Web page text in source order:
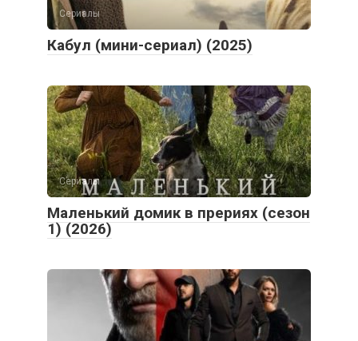
Сериалы
Кабул (мини-сериал) (2025)
Сериалы
Маленький домик в прериях (сезон
1) (2026)